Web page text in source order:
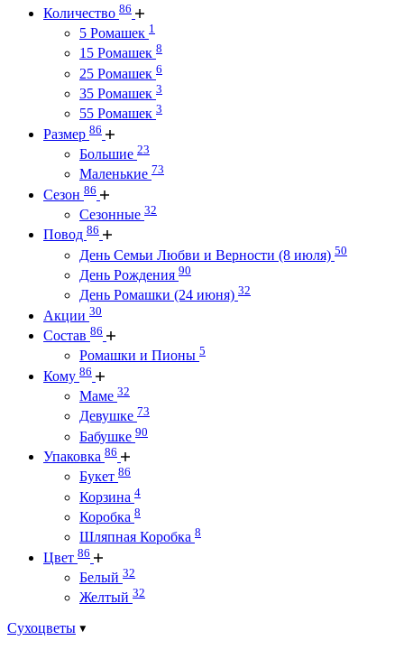
Количество 86
5 Ромашек 1
15 Ромашек 8
25 Ромашек 6
35 Ромашек 3
55 Ромашек 3
Размер 86
Большие 23
Маленькие 73
Сезон 86
Сезонные 32
Повод 86
День Семьи Любви и Верности (8 июля) 50
День Рождения 90
День Ромашки (24 июня) 32
Акции 30
Состав 86
Ромашки и Пионы 5
Кому 86
Маме 32
Девушке 73
Бабушке 90
Упаковка 86
Букет 86
Корзина 4
Коробка 8
Шляпная Коробка 8
Цвет 86
Белый 32
Желтый 32
Сухоцветы